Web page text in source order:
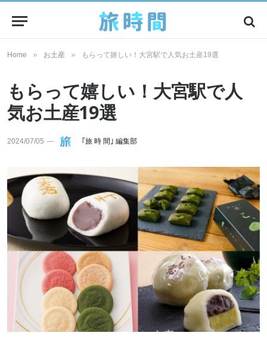
Home » お土産 » もらって嬉しい！大宮駅で人気お土産19選
もらって嬉しい！大宮駅で人
気お土産19選
2024/07/05 ｢旅 時 間｣ 編集部